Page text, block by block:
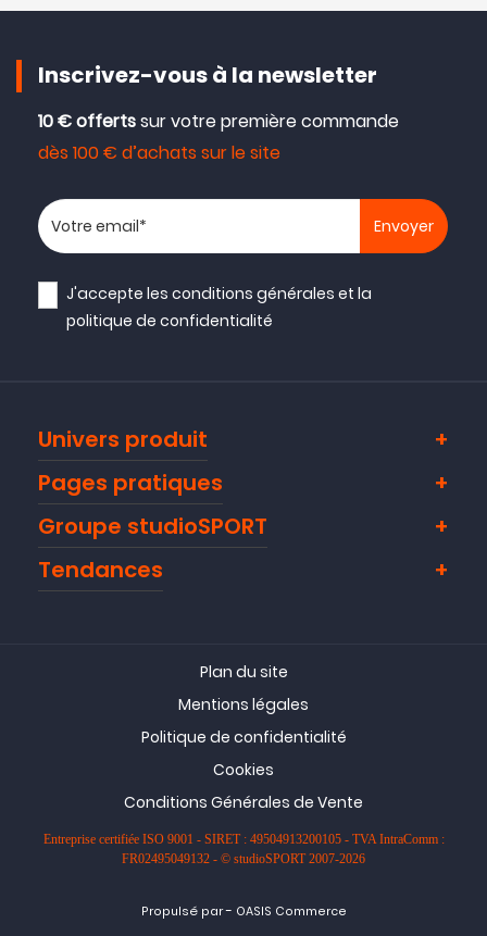
Inscrivez-vous à la newsletter
10 € offertssur votre première commande
dès 100 € d’achats sur le site
Votre adresse email
J'accepte lesconditions générales et la
politique de confidentialité
Univers produit
Pages pratiques
Groupe studioSPORT
Tendances
Plan du site
Mentions légales
Politique de confidentialité
Cookies
Conditions Générales de Vente
Entreprise certifiée ISO 9001 - SIRET : 49504913200105 - TVA IntraComm :
FR02495049132 - © studioSPORT 2007-2026
Propulsé par- OASIS Commerce